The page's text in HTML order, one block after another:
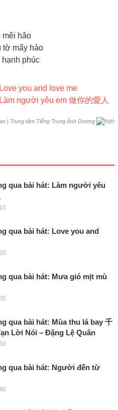
hǎo
tờ mẩy hảo
phúc
you and love me
người yêu em 做你的愛人
| Trung tâm Tiếng Trung Ánh Dương
qua bài hát: Làm người yêu
qua bài hát: Love you and
qua bài hát: Mưa gió mịt mù
qua bài hát: Mùa thu lá bay 千
Lời Nói – Đặng Lệ Quân
qua bài hát: Người đến từ